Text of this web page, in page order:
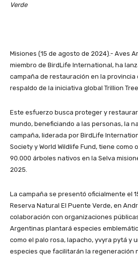
Verde
Misiones (15 de agosto de 2024).- Aves
miembro de BirdLife International, ha
campaña de restauración en la provincia
respaldo de la iniciativa global Trillion
Este esfuerzo busca proteger y
mundo, beneficiando a las personas, la
campaña, liderada por BirdLife
Society y World Wildlife Fund, tiene como
90.000 árboles nativos en la Selva
2025.
La campaña se presentó oficialmente el
Reserva Natural El Puente Verde, en
colaboración con organizaciones
Argentinas plantará especies
como el palo rosa, lapacho, yvyra pytá y
especies que facilitarán la regeneración